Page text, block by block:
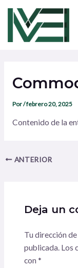
contenido
Por/febrero 20, 2025
Contenido de la
entradas
ANTERIOR
Deja un
Tu dirección
publicada. Los
con *